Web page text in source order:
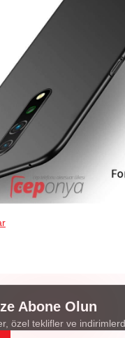
Abone Olun
özel teklifler ve